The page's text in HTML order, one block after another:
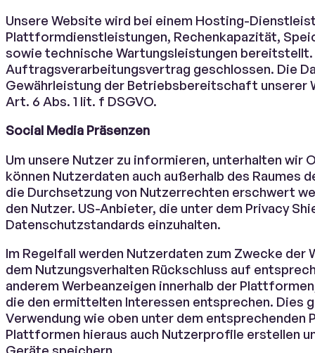
Unsere Website wird bei einem Hosting-
Plattformdienstleistungen, Rechenkapazität,
sowie technische Wartungsleistungen bereitstellt.
Auftragsverarbeitungsvertrag geschlossen. Die
Gewährleistung der Betriebsbereitschaft unserer
Art. 6 Abs. 1 lit. f DSGVO.
Social Media Präsenzen
Um unsere Nutzer zu informieren, unterhalten wir
können Nutzerdaten auch außerhalb des Raumes
die Durchsetzung von Nutzerrechten erschwert
den Nutzer. US-Anbieter, die unter dem Privacy
Datenschutzstandards einzuhalten.
Im Regelfall werden Nutzerdaten zum Zwecke
dem Nutzungsverhalten Rückschluss auf
anderem Werbeanzeigen innerhalb der
die den ermittelten Interessen entsprechen. Dies
Verwendung wie oben unter dem entsprechenden
Plattformen hieraus auch Nutzerprofile erstellen